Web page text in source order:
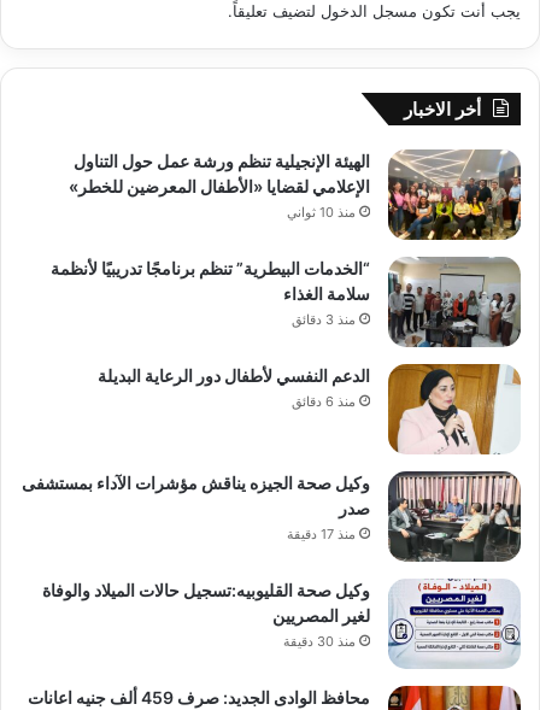
يجب أنت تكون مسجل الدخول لتضيف تعليقاً.
أخر الاخبار
الهيئة الإنجيلية تنظم ورشة عمل حول التناول
الإعلامي لقضايا «الأطفال المعرضين للخطر»
منذ 10 ثواني
“الخدمات البيطرية” تنظم برنامجًا تدريبيًا لأنظمة
سلامة الغذاء
منذ 3 دقائق
الدعم النفسي لأطفال دور الرعاية البديلة
منذ 6 دقائق
وكيل صحة الجيزه يناقش مؤشرات الآداء بمستشفى
صدر
منذ 17 دقيقة
وكيل صحة القليوبيه:تسجيل حالات الميلاد والوفاة
لغير المصريين
منذ 30 دقيقة
محافظ الوادى الجديد: صرف 459 ألف جنيه اعانات